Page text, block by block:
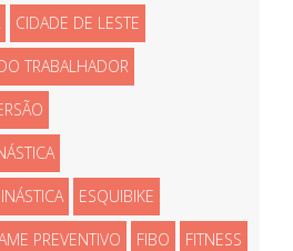
CIDADE DE LESTE
TRABALHADOR
ESQUIBIKE
PREVENTIVO FIBO FITNESS